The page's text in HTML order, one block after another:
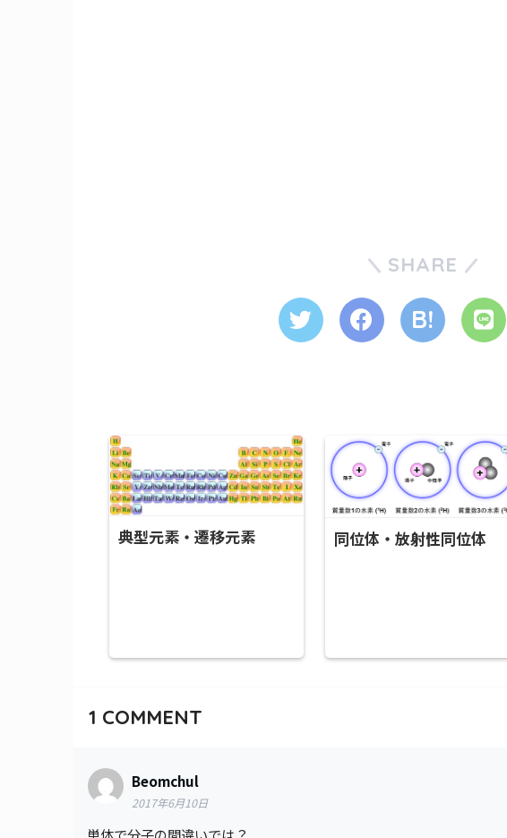
SHARE
典型元素・遷移元素 同位体・放射性同位体
1 COMMENT
Beomchul
2017年6月10日